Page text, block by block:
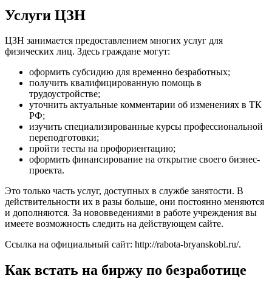
Услуги ЦЗН
ЦЗН занимается предоставлением многих услуг для
физических лиц. Здесь граждане могут:
оформить субсидию для временно безработных;
получить квалифицированную помощь в
трудоустройстве;
уточнить актуальные комментарии об изменениях в ТК
РФ;
изучить специализированные курсы профессиональной
переподготовки;
пройти тесты на профориентацию;
оформить финансирование на открытие своего бизнес-
проекта.
Это только часть услуг, доступных в службе занятости. В
действительности их в разы больше, они постоянно меняются
и дополняются. За нововведениями в работе учреждения вы
имеете возможность следить на действующем сайте.
Ссылка на официальный сайт: http://rabota-bryanskobl.ru/.
Как встать на биржу по безработице